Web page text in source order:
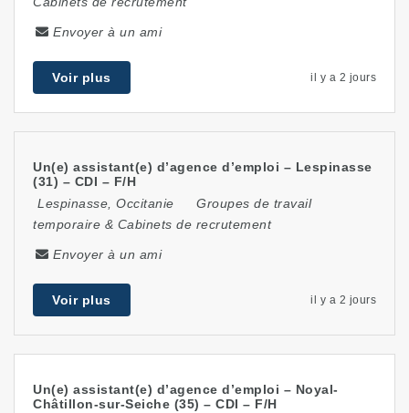
Envoyer à un ami
Voir plus il y a 2 jours
Un(e) assistant(e) d’agence d’emploi – Lespinasse
(31) – CDI – F/H
Lespinasse Occitanie
Groupes de travail
temporaire & Cabinets de recrutement
Envoyer à un ami
Voir plus il y a 2 jours
Un(e) assistant(e) d’agence d’emploi – Noyal-
Châtillon-sur-Seiche (35) – CDI – F/H